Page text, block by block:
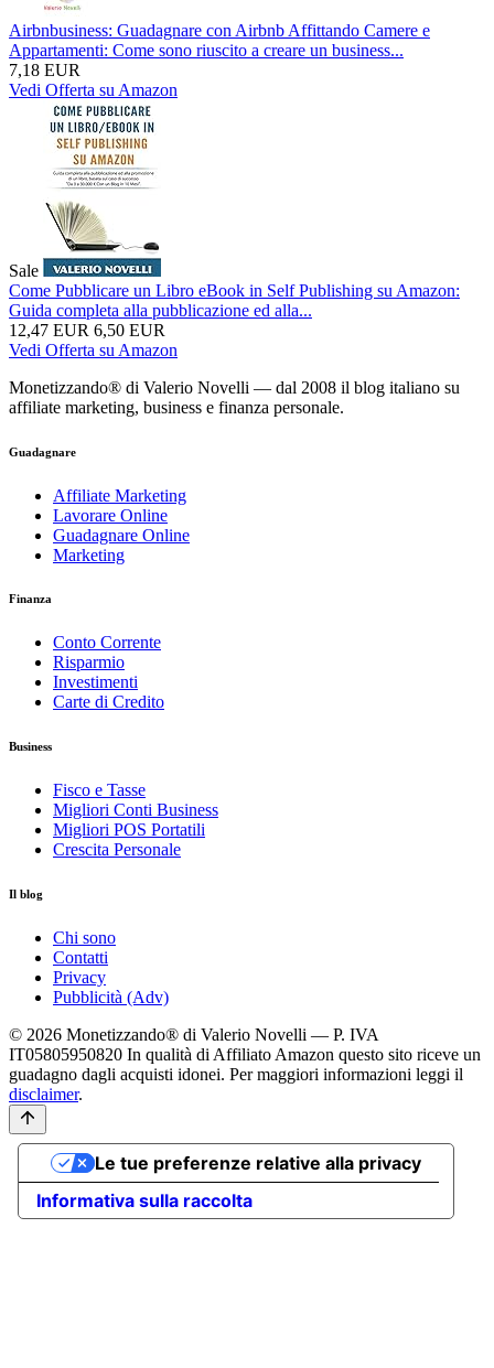
Airbnbusiness: Guadagnare con Airbnb Affittando Camere e
Appartamenti: Come sono riuscito a creare un business...
7,18 EUR
Vedi Offerta su Amazon
Sale
Come Pubblicare un Libro eBook in Self Publishing su Amazon:
Guida completa alla pubblicazione ed alla...
12,47 EUR 6,50 EUR
Vedi Offerta su Amazon
Monetizzando® di Valerio Novelli — dal 2008 il blog italiano su
affiliate marketing, business e finanza personale.
Guadagnare
Affiliate Marketing
Lavorare Online
Guadagnare Online
Marketing
Finanza
Conto Corrente
Risparmio
Investimenti
Carte di Credito
Business
Fisco e Tasse
Migliori Conti Business
Migliori POS Portatili
Crescita Personale
Il blog
Chi sono
Contatti
Privacy
Pubblicità (Adv)
© 2026 Monetizzando® di Valerio Novelli — P. IVA
IT05805950820 In qualità di Affiliato Amazon questo sito riceve un
guadagno dagli acquisti idonei. Per maggiori informazioni leggi il
disclaimer.
Informativa sulla raccolta
Le tue preferenze relative alla privacy